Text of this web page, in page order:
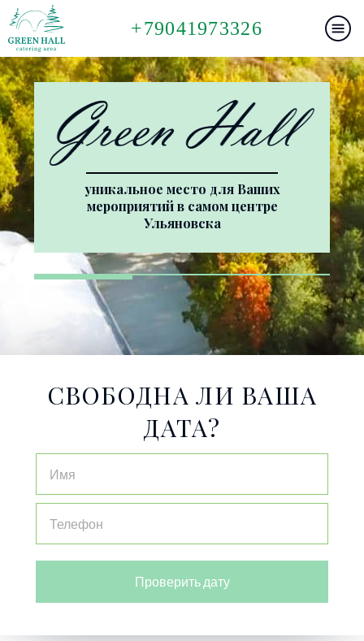
+79041973326
уникальное место для Ваших
мероприятий в самом центре
Ульяновска
СВОБОДНА ЛИ ВАША
ДАТА?
Проверить дату